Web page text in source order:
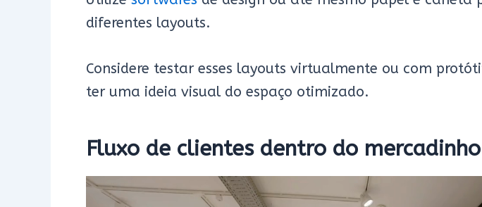
diferentes layouts.
Considere testar esses layouts virtualmente ou com
ter uma ideia visual do espaço otimizado.
Fluxo de clientes dentro do mercadinho